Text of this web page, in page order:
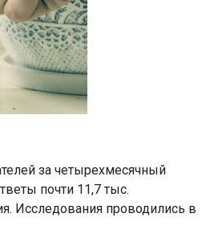
за четырехмесячный
почти 11,7 тыс.
Исследования проводились в